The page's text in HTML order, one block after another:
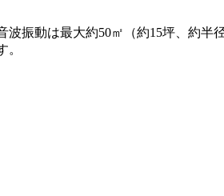
振動は最大約50㎡（約15坪、約半